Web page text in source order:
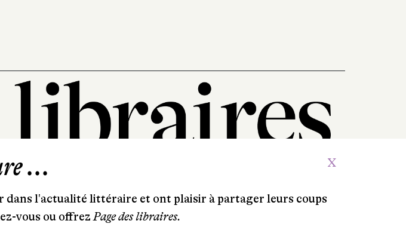
Lazare
41 97 20
... X
l'actualité littéraire et ont plaisir à partager leurs coups
vous ou offrezPage des libraires.